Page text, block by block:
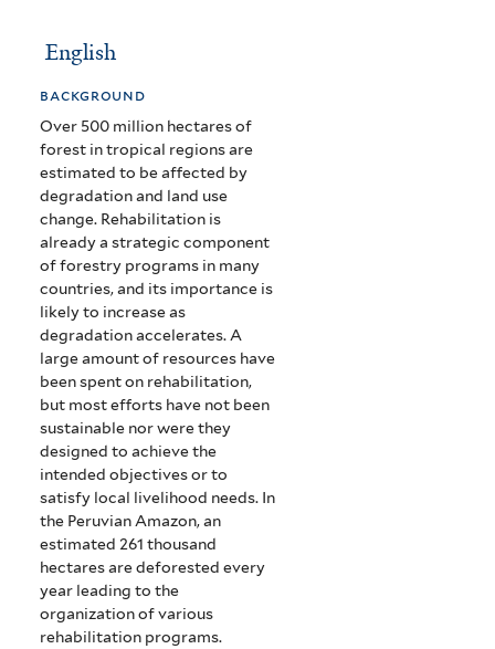
English
background
Over 500 million hectares of
forest in tropical regions are
estimated to be affected by
degradation and land use
change. Rehabilitation is
already a strategic component
of forestry programs in many
countries, and its importance is
likely to increase as
degradation accelerates. A
large amount of resources have
been spent on rehabilitation,
but most efforts have not been
sustainable nor were they
designed to achieve the
intended objectives or to
satisfy local livelihood needs. In
the Peruvian Amazon, an
estimated 261 thousand
hectares are deforested every
year leading to the
organization of various
rehabilitation programs.